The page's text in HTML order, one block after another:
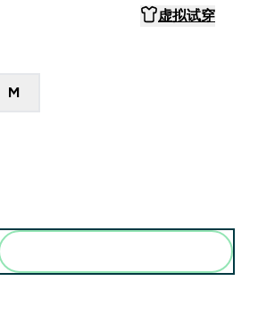
虚拟试穿
M
price